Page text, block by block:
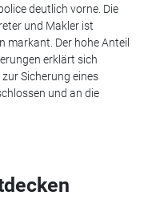
deutlich vorne. Die
und Makler ist
markant. Der hohe Anteil
erklärt sich
Sicherung eines
und an die